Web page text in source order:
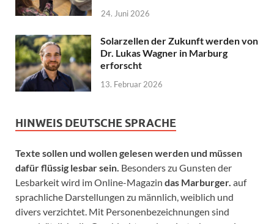
24. Juni 2026
Solarzellen der Zukunft werden von
Dr. Lukas Wagner in Marburg
erforscht
13. Februar 2026
HINWEIS DEUTSCHE SPRACHE
Texte sollen und wollen gelesen werden und müssen
dafür flüssig lesbar sein. Besonders zu Gunsten der
Lesbarkeit wird im Online-Magazin das Marburger. auf
sprachliche Darstellungen zu männlich, weiblich und
divers verzichtet. Mit Personenbezeichnungen sind